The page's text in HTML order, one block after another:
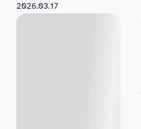
2026.03.17